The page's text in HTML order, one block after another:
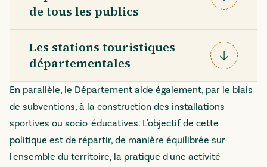
de tous les publics
Déplier
Les stations touristiques
départementales
Déplier
En parallèle, le Département aide également, par le biais
de subventions, à la construction des installations
sportives ou socio-éducatives. L'objectif de cette
politique est de répartir, de manière équilibrée sur
l'ensemble du territoire, la pratique d'une activité